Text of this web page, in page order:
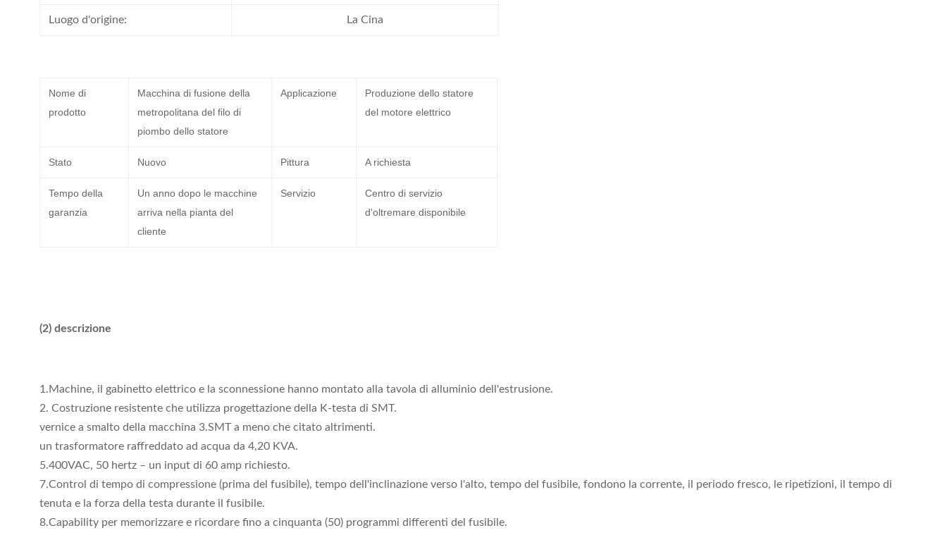
Luogo d'origine: La Cina
Nome di
prodotto
Macchina di fusione della
metropolitana del filo di
piombo dello statore
Applicazione
Produzione dello statore
del motore elettrico
Stato Nuovo Pittura A richiesta
Tempo della
garanzia
Un anno dopo le macchine
arriva nella pianta del
cliente
Servizio
Centro di servizio
d'oltremare disponibile
(2) descrizione
1.Machine, il gabinetto elettrico e la sconnessione hanno montato alla tavola di alluminio dell'estrusione.
2. Costruzione resistente che utilizza progettazione della K-testa di SMT.
vernice a smalto della macchina 3.SMT a meno che citato altrimenti.
un trasformatore raffreddato ad acqua da 4,20 KVA.
5.400VAC, 50 hertz – un input di 60 amp richiesto.
7.Control di tempo di compressione (prima del fusibile), tempo dell'inclinazione verso l'alto, tempo del fusibile, fondono la corrente, il periodo fresco, le ripetizioni, il tempo di
tenuta e la forza della testa durante il fusibile.
8.Capability per memorizzare e ricordare fino a cinquanta (50) programmi differenti del fusibile.